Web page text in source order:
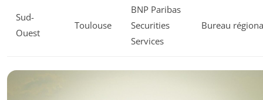
Sud-
Ouest
Toulouse
BNP Paribas
Securities
Services
Bureau